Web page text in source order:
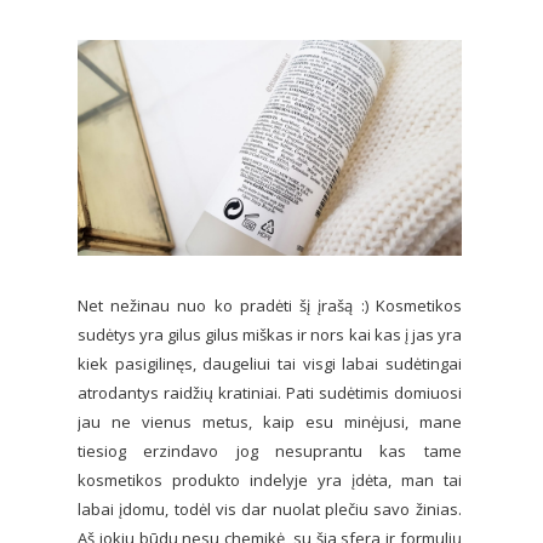
Net nežinau nuo ko pradėti šį įrašą :) Kosmetikos
sudėtys yra gilus gilus miškas ir nors kai kas į jas yra
kiek pasigilinęs, daugeliui tai visgi labai sudėtingai
atrodantys raidžių kratiniai. Pati sudėtimis domiuosi
jau ne vienus metus, kaip esu minėjusi, mane
tiesiog erzindavo jog nesuprantu kas tame
kosmetikos produkto indelyje yra įdėta, man tai
labai įdomu, todėl vis dar nuolat plečiu savo žinias.
Aš jokiu būdu nesu chemikė, su šia sfera ir formulių